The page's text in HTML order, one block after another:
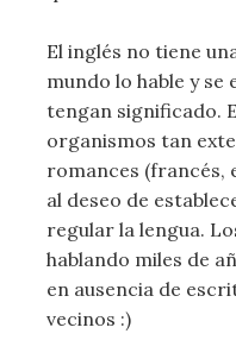
El inglés no tiene
mundo lo hable y se
tengan significado.
organismos tan
romances (francés,
al deseo de
regular la lengua.
hablando miles de
en ausencia de
vecinos :)